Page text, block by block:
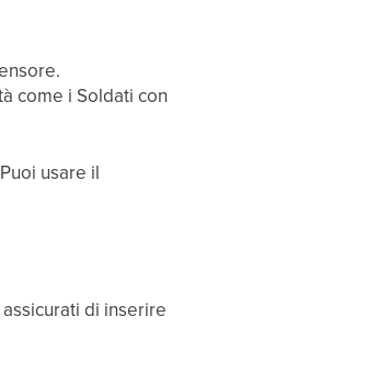
come i Soldati con
usare il
di inserire